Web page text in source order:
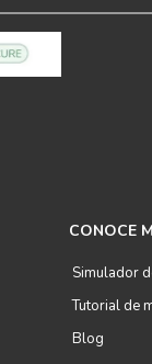
CONOCE
Simulador
Tutorial de
Blog